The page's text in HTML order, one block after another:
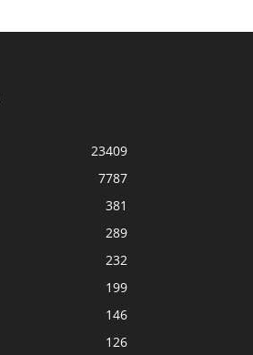
23409
7787
381
289
232
199
146
126